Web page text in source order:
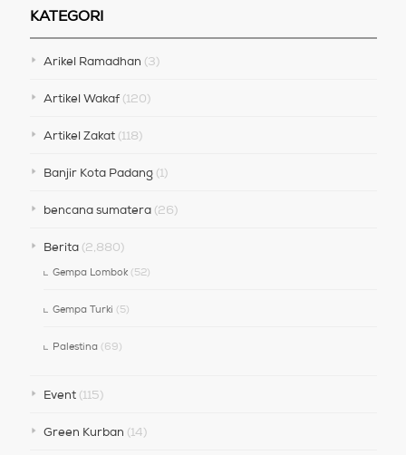
KATEGORI
Arikel Ramadhan (3)
Artikel Wakaf(120)
Artikel Zakat(118)
Banjir Kota Padang(1)
bencana sumatera(26)
Berita(2,880)
Gempa Lombok(52)
Gempa Turki (5)
Palestina(69)
Event(115)
Green Kurban (14)